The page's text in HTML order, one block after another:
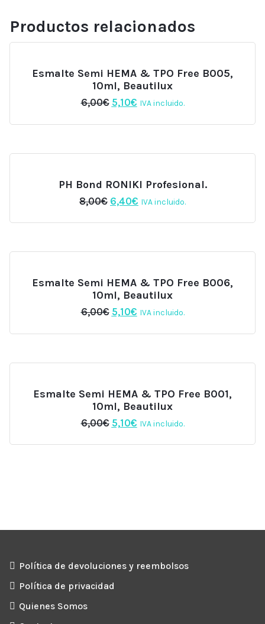
Productos relacionados
Esmalte Semi HEMA & TPO Free B005,
10ml, Beautilux
6,00€ El
original
5,10€El
actual
IVA incluido.
PH Bond RONIKI Profesional.
8,00€ El
original
6,40€ El
actual
IVA incluido.
Esmalte Semi HEMA & TPO Free B006,
10ml, Beautilux
6,00€ El
original
5,10€El
actual
IVA incluido.
Esmalte Semi HEMA & TPO Free B001,
10ml, Beautilux
6,00€ El
original
5,10€El
actual
IVA incluido.
Política de devoluciones y reembolsos
Política de privacidad
Quienes Somos